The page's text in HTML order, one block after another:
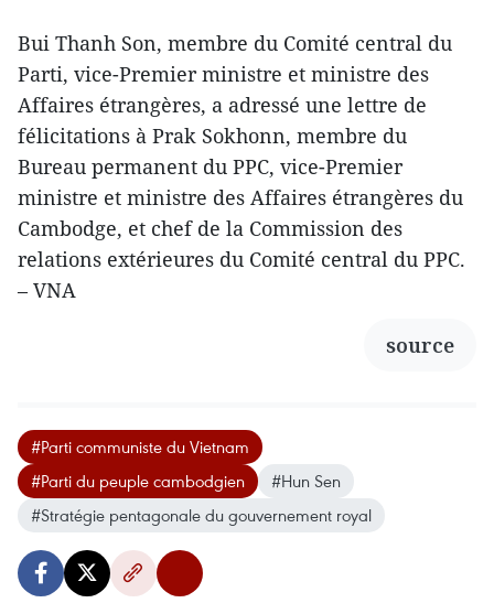
Bui Thanh Son, membre du Comité central du
Parti, vice-Premier ministre et ministre des
Affaires étrangères, a adressé une lettre de
félicitations à Prak Sokhonn, membre du
Bureau permanent du PPC, vice-Premier
ministre et ministre des Affaires étrangères du
Cambodge, et chef de la Commission des
relations extérieures du Comité central du PPC.
– VNA
source
#Parti communiste du Vietnam
#Parti du peuple cambodgien
#Hun Sen
#Stratégie pentagonale du gouvernement royal